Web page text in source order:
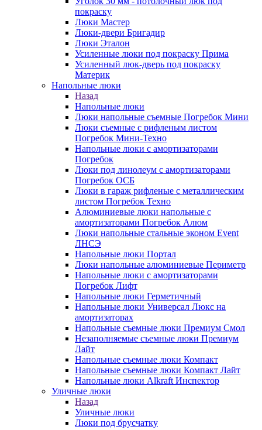
покраску
Люки Мастер
Люки-двери Бригадир
Люки Эталон
Усиленные люки под покраску Прима
Усиленный люк-дверь под покраску
Материк
Напольные люки
Назад
Напольные люки
Люки напольные съемные Погребок Мини
Люки съемные с рифленым листом
Погребок Мини-Техно
Напольные люки с амортизаторами
Погребок
Люки под линолеум с амортизаторами
Погребок ОСБ
Люки в гараж рифленые с металлическим
листом Погребок Техно
Алюминиевые люки напольные с
амортизаторами Погребок Алюм
Люки напольные стальные эконом Event
ЛНСЭ
Напольные люки Портал
Люки напольные алюминиевые Периметр
Напольные люки с амортизаторами
Погребок Лифт
Напольные люки Герметичный
Напольные люки Универсал Люкс на
амортизаторах
Напольные съемные люки Премиум Смол
Незаполняемые съемные люки Премиум
Лайт
Напольные съемные люки Компакт
Напольные съемные люки Компакт Лайт
Напольные люки Alkraft Инспектор
Уличные люки
Назад
Уличные люки
Люки под брусчатку